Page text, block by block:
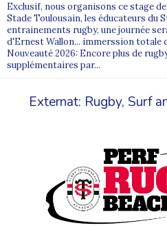
Exclusif, nous organisons ce stage
Stade Toulousain, les éducateurs du
entrainements rugby, une journée
d'Ernest Wallon... immerssion totale
Nouveauté 2026: Encore plus de
supplémentaires par...
Externat: Rugby, Surf